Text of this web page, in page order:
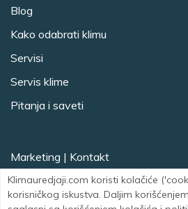
Klimauredjaji.com koristi kolačiće
korisničkog iskustva. Daljim
Blog
Kako odabrati klimu
Servisi
Servis klime
Pitanja i saveti
Marketing | Kontakt
FacebookInstagram